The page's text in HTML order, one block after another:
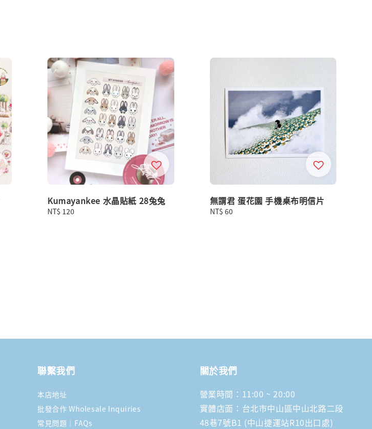
Kumayankee 水晶貼紙 28兔兔
Regular
NT$ 120
無謂君 蛋花園 手機桌布明信片
Regular
NT$ 60
聯繫我們
本店地址
批發合作 Wholesale Inquiries
常見問題｜FAQs
關於我們
營業時間：11:00 ~ 20:00
實體店面：台北市中山區中山北路二段
48巷7號B1 (中山捷運站R10出口處)